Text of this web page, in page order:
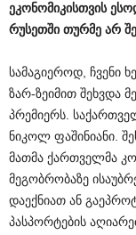
ეკონომიკისთვის
რუსეთში თურმე არ
სამაგიეროდ, ჩვენი
ზარ-ზეიმით შეხვდა
პრემიერს.
ნიკოლ ფაშინიანი.
მათმა ქართველმა
მეგობრობაზე
დაექნიათ ან
პასპორტების